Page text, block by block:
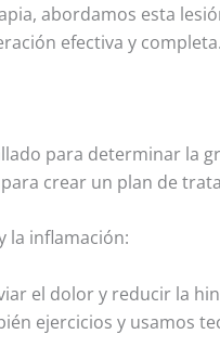
abordamos esta
efectiva y completa.
para determinar la
crear un plan de
la inflamación:
el dolor y reducir la
ejercicios y usamos